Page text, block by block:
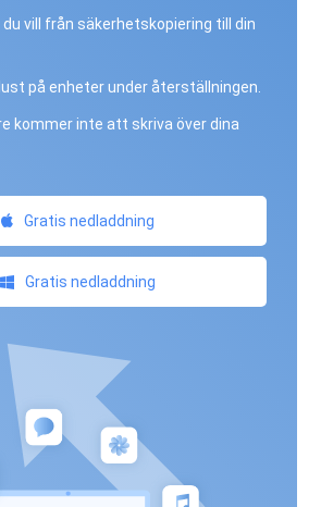
du vill från säkerhetskopiering till din
på enheter under återställningen.
kommer inte att skriva över dina
Gratis nedladdning
Gratis nedladdning